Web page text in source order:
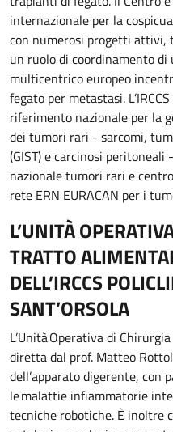
internazionale per la
con numerosi progetti attivi,
un ruolo di coordinamento
multicentrico europeo
fegato per metastasi.
riferimento nazionale per la
dei tumori rari - sarcomi,
(GIST) e carcinosi
nazionale tumori rari e
rete ERN EURACAN per i
L’UNITÀ
TRATTO
DELL’IRCCS
SANT’ORSOLA
L’Unità Operativa di
diretta dal prof. Matteo
dell’apparato digerente, con
le malattie infiammatorie
tecniche robotiche. È inoltre